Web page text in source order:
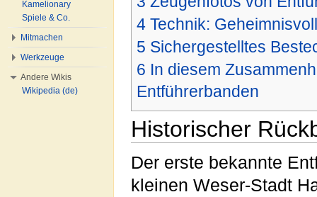
4 Technik:
5 Sichergestelltes
6 In diesem
Entführerbanden
Historischer
Der erste bekannte
kleinen Weser-Stadt
Kamelionary
Spiele & Co.
Mitmachen
Werkzeuge
Andere Wikis
Wikipedia (de)